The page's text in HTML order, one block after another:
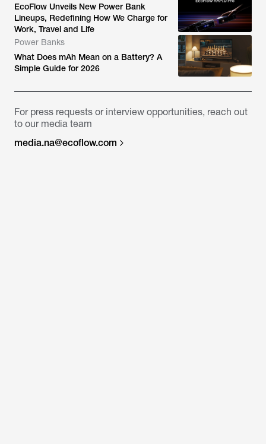
EcoFlow Unveils New Power Bank
Lineups, Redefining How We Charge for
Work, Travel and Life
Power Banks
What Does mAh Mean on a Battery? A
Simple Guide for 2026
For press requests or interview opportunities, reach out
to our media team
media.na@ecoflow.com